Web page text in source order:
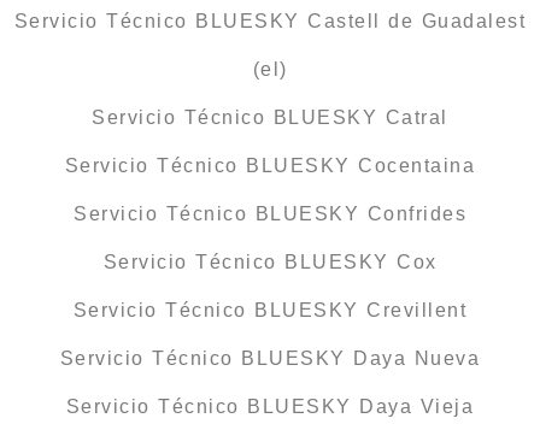
Servicio Técnico BLUESKY Castell de Guadalest
(el)
Servicio Técnico BLUESKY Catral
Servicio Técnico BLUESKY Cocentaina
Servicio Técnico BLUESKY Confrides
Servicio Técnico BLUESKY Cox
Servicio Técnico BLUESKY Crevillent
Servicio Técnico BLUESKY Daya Nueva
Servicio Técnico BLUESKY Daya Vieja